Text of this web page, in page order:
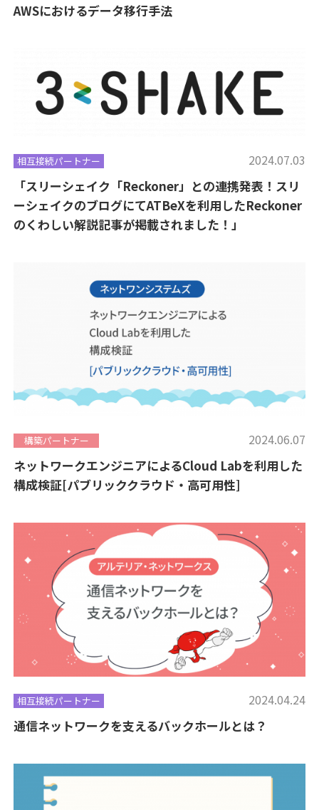
AWSにおけるデータ移行手法
相互接続パートナー 2024.07.03
「スリーシェイク「Reckoner」との連携発表！スリ
ーシェイクのブログにてATBeXを利用したReckoner
のくわしい解説記事が掲載されました！」
構築パートナー 2024.06.07
ネットワークエンジニアによるCloud Labを利用した
構成検証[パブリッククラウド・高可用性]
相互接続パートナー 2024.04.24
通信ネットワークを支えるバックホールとは？